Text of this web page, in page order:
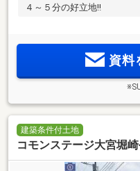
４～５分の好立地!!
資料
建築条件付土地
コモンステージ大宮堀崎